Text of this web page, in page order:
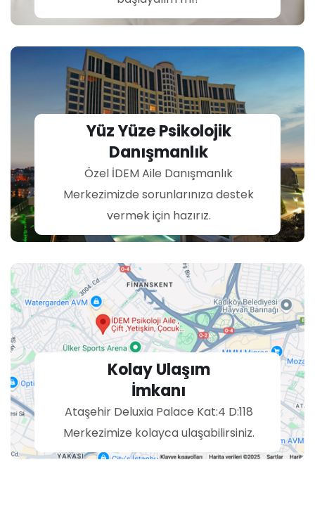
Yüz Yüze Psikolojik
Danışmanlık
Özel İDEM Aile Danışmanlık
Merkezimizde sorunlarınıza destek
vermek için hazırız.
Kolay Ulaşım
İmkanı
Ataşehir Deluxia Palace Kat:4 D:118
Merkezimize kolayca ulaşabilirsiniz.